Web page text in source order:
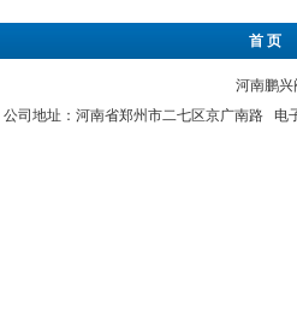
首 页
河南鹏兴
公司地址：河南省郑州市二七区京广南路 电